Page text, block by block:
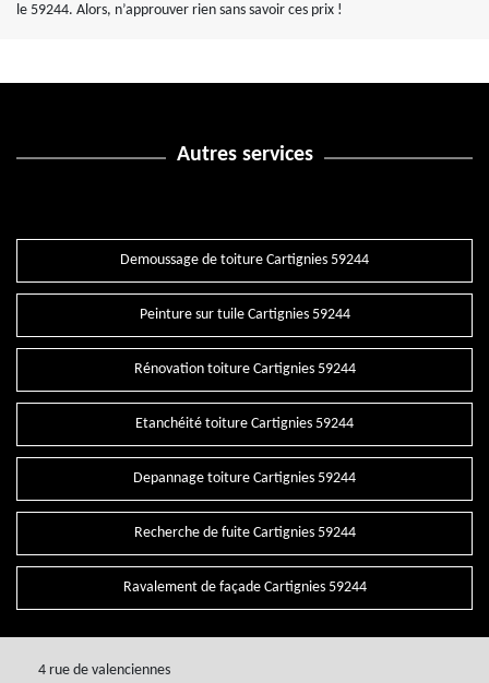
le 59244. Alors, n’approuver rien sans savoir ces prix !
Autres services
Demoussage de toiture Cartignies 59244
Peinture sur tuile Cartignies 59244
Rénovation toiture Cartignies 59244
Etanchéité toiture Cartignies 59244
Depannage toiture Cartignies 59244
Recherche de fuite Cartignies 59244
Ravalement de façade Cartignies 59244
4 rue de valenciennes